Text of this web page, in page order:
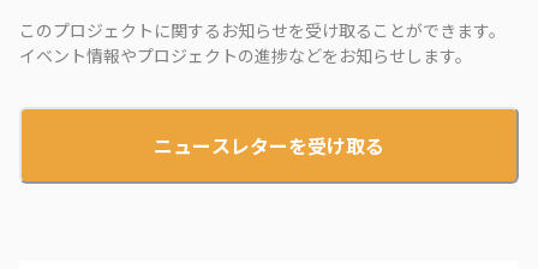
このプロジェクトに関するお知らせを受け取ることができます。
イベント情報やプロジェクトの進捗などをお知らせします。
ニュースレターを受け取る